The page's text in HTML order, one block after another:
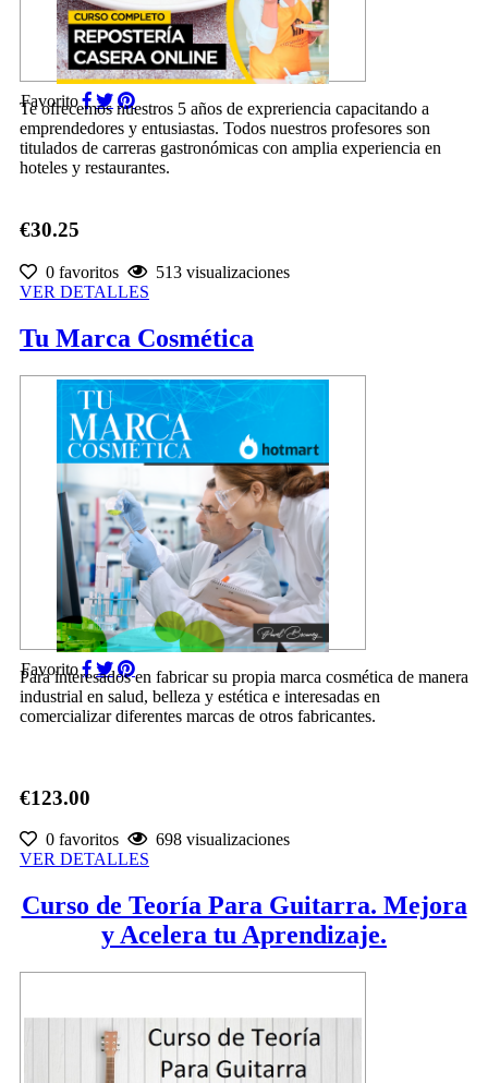
Favorito
Te ofrecemos nuestros 5 años de expreriencia capacitando a
emprendedores y entusiastas. Todos nuestros profesores son
titulados de carreras gastronómicas con amplia experiencia en
hoteles y restaurantes.
€30.25
0 favoritos
513 visualizaciones
VER DETALLES
Tu Marca Cosmética
Favorito
Para interesados en fabricar su propia marca cosmética de manera
industrial en salud, belleza y estética e interesadas en
comercializar diferentes marcas de otros fabricantes.
€123.00
0 favoritos
698 visualizaciones
VER DETALLES
Curso de Teoría Para Guitarra. Mejora
y Acelera tu Aprendizaje.